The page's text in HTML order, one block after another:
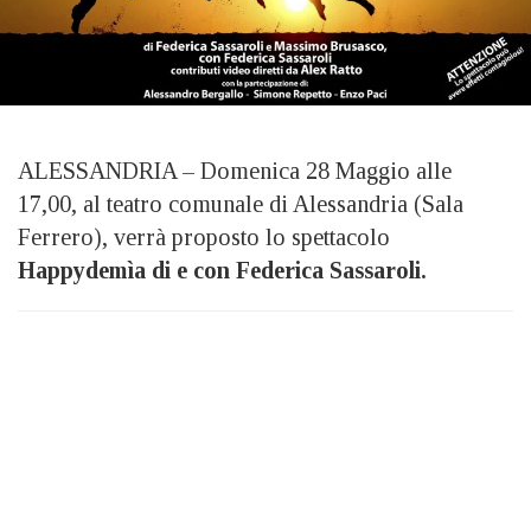
ALESSANDRIA – Domenica 28 Maggio alle
17,00, al teatro comunale di Alessandria (Sala
Ferrero), verrà proposto lo spettacolo
Happydemìa di e con Federica Sassaroli.